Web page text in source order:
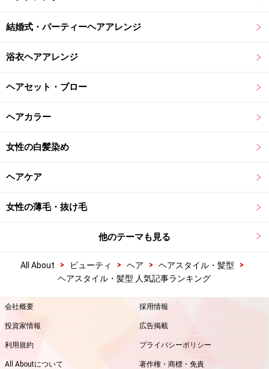
結婚式・パーティーヘアアレンジ
浴衣ヘアアレンジ
ヘアセット・ブロー
ヘアカラー
女性の白髪染め
ヘアケア
女性の薄毛・抜け毛
他のテーマも見る
All About > ビューティ > ヘア > ヘアスタイル・髪型
>
ヘアスタイル・髪型 人気記事ランキング
会社概要 採用情報
投資家情報 広告掲載
利用規約 プライバシーポリシー
All Aboutについて 著作権・商標・免責